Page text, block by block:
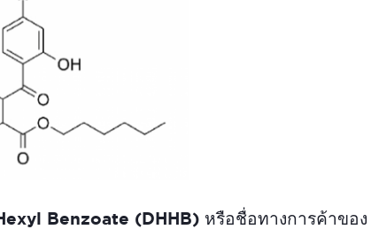
Benzoate (DHHB) หรือชื่อทางการค้าของ